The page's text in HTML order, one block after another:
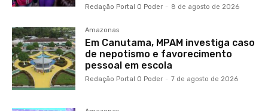
Redação Portal O Poder - 8 de agosto de 2026
Amazonas
Em Canutama, MPAM investiga caso
de nepotismo e favorecimento
pessoal em escola
Redação Portal O Poder - 7 de agosto de 2026